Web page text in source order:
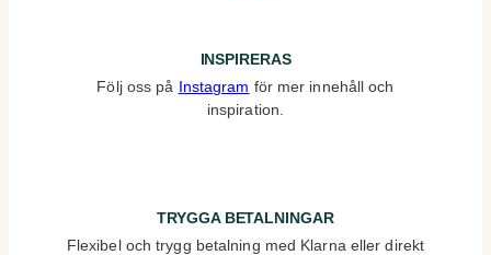
INSPIRERAS
Följ oss på Instagram för mer innehåll och
inspiration.
TRYGGA BETALNINGAR
Flexibel och trygg betalning med Klarna eller direkt